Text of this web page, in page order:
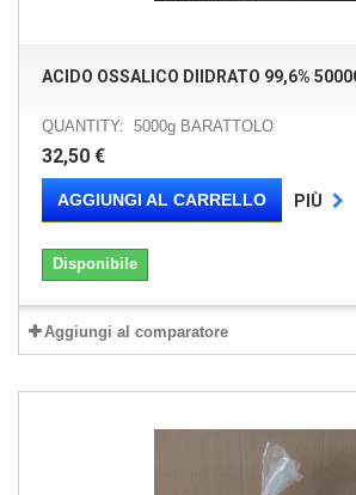
ACIDO OSSALICO DIIDRATO 99,6%
QUANTITY: 5000g BARATTOLO
32,50 €
AGGIUNGI AL CARRELLO PIÙ
Disponibile
Aggiungi al comparatore